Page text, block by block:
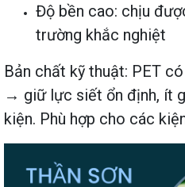
Độ bền cao: chịu
trường khắc nghiệt
Bản chất kỹ thuật: PET
→ giữ lực siết ổn định, ít
kiện. Phù hợp cho các